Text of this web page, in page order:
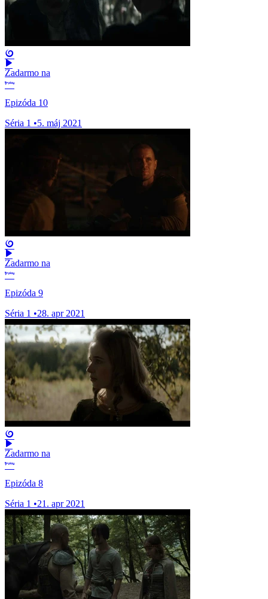
Zadarmo na
Epizóda 10
Séria 1 •5. máj 2021
Zadarmo na
Epizóda 9
Séria 1 •28. apr 2021
Zadarmo na
Epizóda 8
Séria 1 •21. apr 2021